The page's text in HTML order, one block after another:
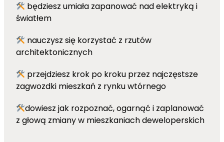
będziesz umiała zapanować nad elektryką i
światłem
nauczysz się korzystać z rzutów
architektonicznych
przejdziesz krok po kroku przez najczęstsze
zagwozdki mieszkań z rynku wtórnego
dowiesz jak rozpoznać, ogarnąć i zaplanować
z głową zmiany w mieszkaniach deweloperskich